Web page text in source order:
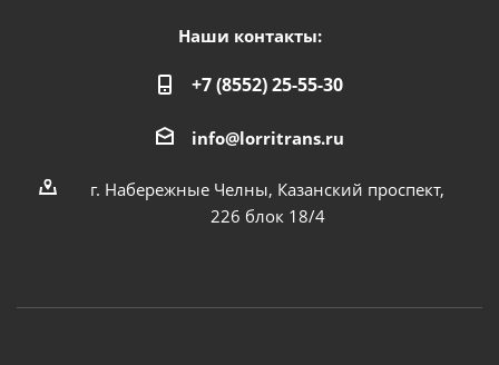
Наши контакты:
+7 (8552) 25-55-30
info@lorritrans.ru
г. Набережные Челны, Казанский проспект,
226 блок 18/4